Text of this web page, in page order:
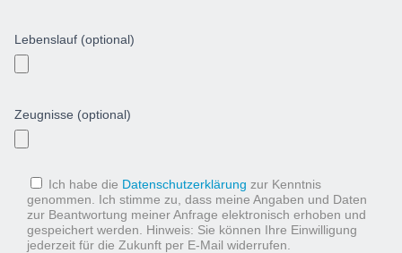
Lebenslauf (optional)
Zeugnisse (optional)
Ich habe die Datenschutzerklärung zur Kenntnis
genommen. Ich stimme zu, dass meine Angaben und Daten
zur Beantwortung meiner Anfrage elektronisch erhoben und
gespeichert werden. Hinweis: Sie können Ihre Einwilligung
jederzeit für die Zukunft per E-Mail widerrufen.